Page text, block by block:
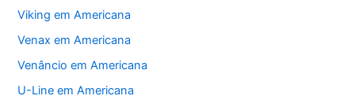
Viking em Americana
Venax em Americana
Venâncio em Americana
U-Line em Americana